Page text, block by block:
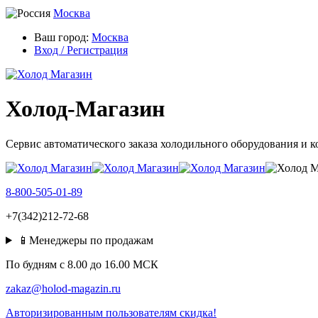
Москва
Ваш город: Москва
Вход / Регистрация
Холод-Магазин
Сервис автоматического заказа холодильного оборудования и
8-800-505-01-89
+7(342)212-72-68
📱Менеджеры по продажам
По будням c 8.00 до 16.00 МСК
zakaz@holod-magazin.ru
Авторизированным пользователям скидка!